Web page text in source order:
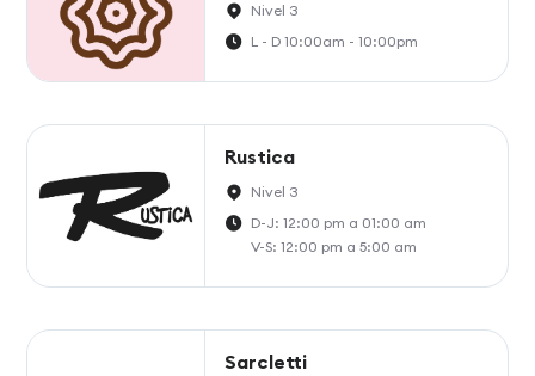
Nivel 3
L - D 10:00am - 10:00pm
Rustica
Nivel 3
D-J: 12:00 pm a 01:00 am
V-S: 12:00 pm a 5:00 am
Sarcletti